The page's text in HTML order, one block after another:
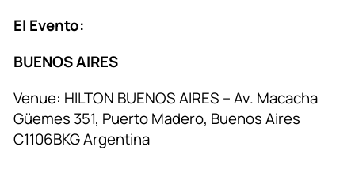
El Evento:
BUENOS AIRES
Venue: HILTON BUENOS AIRES – Av. Macacha
Güemes 351, Puerto Madero, Buenos Aires
C1106BKG Argentina